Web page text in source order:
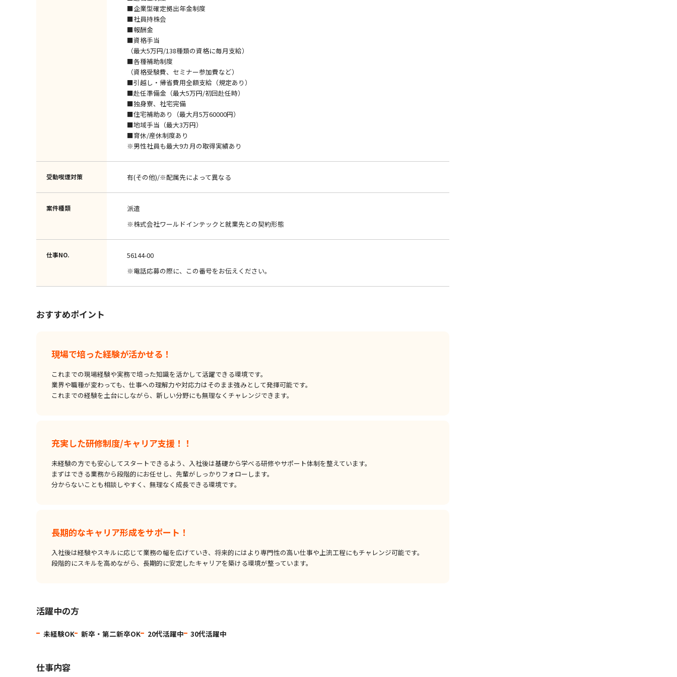
■企業型確定拠出年金制度
■社員持株会
■報酬金
■資格手当
（最大5万円/138種類の資格に毎月支給）
■各種補助制度
（資格受験費、セミナー参加費など）
■引越し・帰省費用全額支給（規定あり）
■赴任準備金（最大5万円/初回赴任時）
■独身寮、社宅完備
■住宅補助あり（最大月5万60000円）
■地域手当（最大3万円）
■育休/産休制度あり
※男性社員も最大9カ月の取得実績あり
受動喫煙対策 有(その他)/※配属先によって異なる
案件種類
派遣
※株式会社ワールドインテックと就業先との契約形態
仕事NO.
56144-00
※電話応募の際に、この番号をお伝えください。
おすすめポイント
現場で培った経験が活かせる！
これまでの現場経験や実務で培った知識を活かして活躍できる環境です。
業界や職種が変わっても、仕事への理解力や対応力はそのまま強みとして発揮可能です。
これまでの経験を土台にしながら、新しい分野にも無理なくチャレンジできます。
充実した研修制度/キャリア支援！！
未経験の方でも安心してスタートできるよう、入社後は基礎から学べる研修やサポート体制を整えています。
まずはできる業務から段階的にお任せし、先輩がしっかりフォローします。
分からないことも相談しやすく、無理なく成長できる環境です。
長期的なキャリア形成をサポート！
入社後は経験やスキルに応じて業務の幅を広げていき、将来的にはより専門性の高い仕事や上流工程にもチャレンジ可能です。
段階的にスキルを高めながら、長期的に安定したキャリアを築ける環境が整っています。
活躍中の方
未経験OK 新卒・第二新卒OK 20代活躍中 30代活躍中
仕事内容